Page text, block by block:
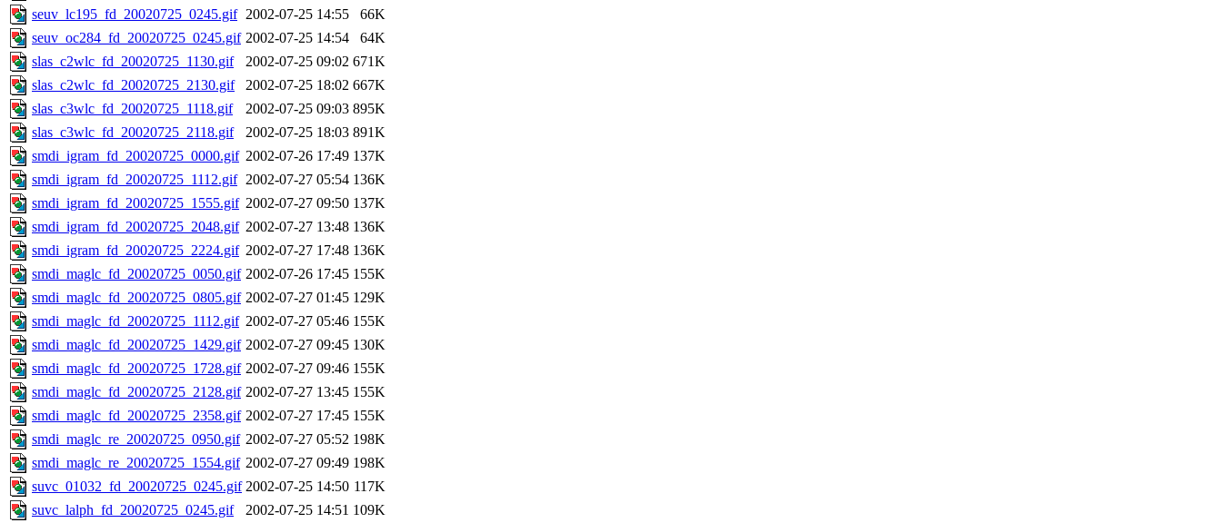
seuv_lc195_fd_20020725_0245.gif 2002-07-25 14:55
66K
seuv_oc284_fd_20020725_0245.gif 2002-07-25 14:54
64K
slas_c2wlc_fd_20020725_1130.gif
2002-07-25 09:02 671K
slas_c2wlc_fd_20020725_2130.gif
2002-07-25 18:02 667K
slas_c3wlc_fd_20020725_1118.gif
2002-07-25 09:03 895K
slas_c3wlc_fd_20020725_2118.gif
2002-07-25 18:03 891K
smdi_igram_fd_20020725_0000.gif 2002-07-26 17:49 137K
smdi_igram_fd_20020725_1112.gif 2002-07-27 05:54 136K
smdi_igram_fd_20020725_1555.gif 2002-07-27 09:50 137K
smdi_igram_fd_20020725_2048.gif 2002-07-27 13:48 136K
smdi_igram_fd_20020725_2224.gif 2002-07-27 17:48 136K
smdi_maglc_fd_20020725_0050.gif 2002-07-26 17:45 155K
smdi_maglc_fd_20020725_0805.gif 2002-07-27 01:45 129K
smdi_maglc_fd_20020725_1112.gif 2002-07-27 05:46 155K
smdi_maglc_fd_20020725_1429.gif 2002-07-27 09:45 130K
smdi_maglc_fd_20020725_1728.gif 2002-07-27 09:46 155K
smdi_maglc_fd_20020725_2128.gif 2002-07-27 13:45 155K
smdi_maglc_fd_20020725_2358.gif 2002-07-27 17:45 155K
smdi_maglc_re_20020725_0950.gif 2002-07-27 05:52 198K
smdi_maglc_re_20020725_1554.gif 2002-07-27 09:49 198K
suvc_01032_fd_20020725_0245.gif 2002-07-25 14:50 117K
suvc_lalph_fd_20020725_0245.gif
2002-07-25 14:51 109K